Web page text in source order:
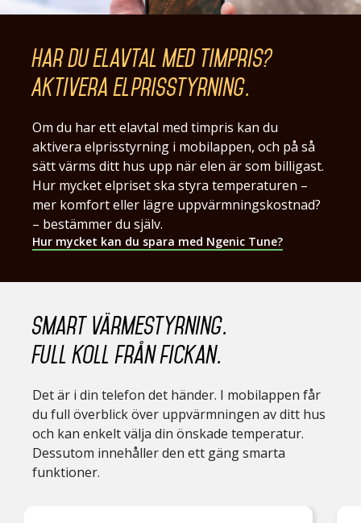
Har du elavtal med timpris?
Aktivera elprisstyrning.
Om du har ett elavtal med timpris kan du
aktivera elprisstyrning i mobilappen, och på så
sätt värms ditt hus upp när elen är som billigast.
Hur mycket elpriset ska styra temperaturen –
mer komfort eller lägre uppvärmningskostnad?
– bestämmer du själv.
Hur mycket kan du spara med Ngenic Tune?
Smart värmestyrning.
Full koll från fickan.
Det är i din telefon det händer. I mobilappen får
du full överblick över uppvärmningen av ditt hus
och kan enkelt välja din önskade temperatur.
Dessutom innehåller den ett gäng smarta
funktioner.